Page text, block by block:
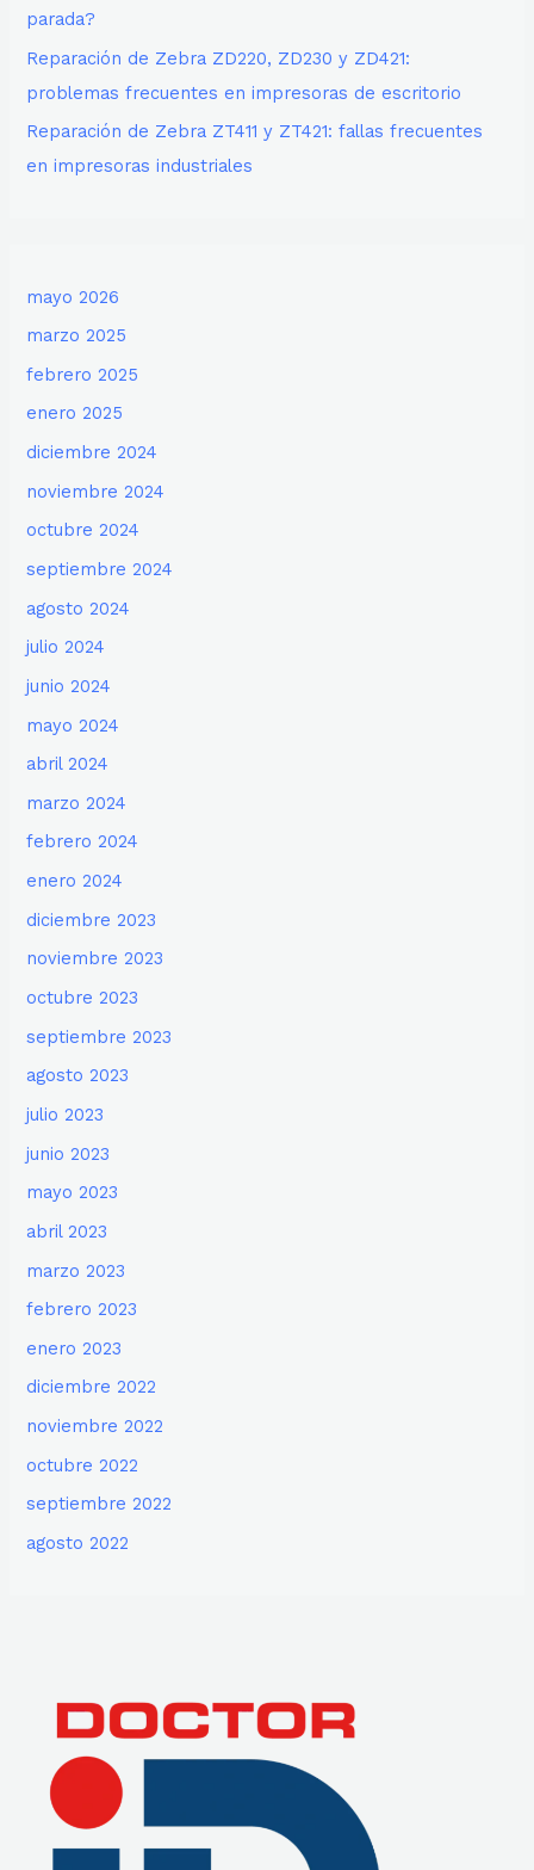
parada?
Reparación de Zebra ZD220, ZD230 y ZD421:
problemas frecuentes en impresoras de escritorio
Reparación de Zebra ZT411 y ZT421: fallas frecuentes
en impresoras industriales
mayo 2026
marzo 2025
febrero 2025
enero 2025
diciembre 2024
noviembre 2024
octubre 2024
septiembre 2024
agosto 2024
julio 2024
junio 2024
mayo 2024
abril 2024
marzo 2024
febrero 2024
enero 2024
diciembre 2023
noviembre 2023
octubre 2023
septiembre 2023
agosto 2023
julio 2023
junio 2023
mayo 2023
abril 2023
marzo 2023
febrero 2023
enero 2023
diciembre 2022
noviembre 2022
octubre 2022
septiembre 2022
agosto 2022